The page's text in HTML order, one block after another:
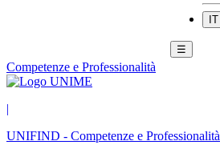
IT
☰
Competenze e Professionalità
|
UNIFIND - Competenze e Professionalità